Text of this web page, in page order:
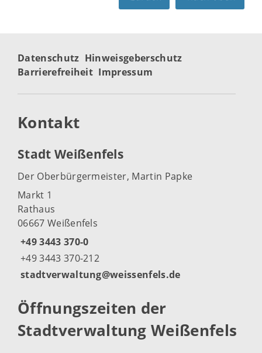
Datenschutz Hinweisgeberschutz
Barrierefreiheit Impressum
Kontakt
Stadt Weißenfels
Der Oberbürgermeister, Martin Papke
Markt 1
Rathaus
06667 Weißenfels
+49 3443 370-0
+49 3443 370-212
stadtverwaltung@weissenfels.de
Öffnungszeiten der
Stadtverwaltung Weißenfels